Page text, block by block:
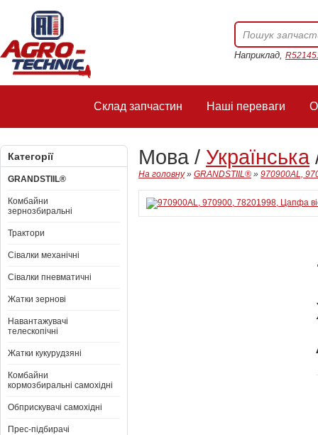
Наприклад,
Склад запчастин Наші переваги
Категорії
GRANDSTIIL®
Комбайни
зернозбиральні
Трактори
Сівалки механічні
Сівалки пневматичні
Жатки зернові
Навантажувачі
телескопічні
Жатки кукурудзяні
Комбайни
кормозбиральні самохідні
Обприскувачі самохідні
Прес-підбирачі
Мова / Українська
На головну» GRANDSTIIL® » 970900AL,